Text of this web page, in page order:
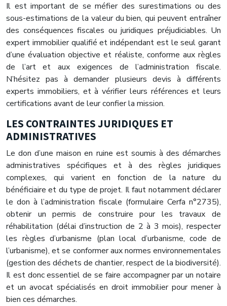
Il est important de se méfier des surestimations ou des
sous-estimations de la valeur du bien, qui peuvent entraîner
des conséquences fiscales ou juridiques préjudiciables. Un
expert immobilier qualifié et indépendant est le seul garant
d’une évaluation objective et réaliste, conforme aux règles
de l’art et aux exigences de l’administration fiscale.
N’hésitez pas à demander plusieurs devis à différents
experts immobiliers, et à vérifier leurs références et leurs
certifications avant de leur confier la mission.
LES CONTRAINTES JURIDIQUES ET
ADMINISTRATIVES
Le don d’une maison en ruine est soumis à des démarches
administratives spécifiques et à des règles juridiques
complexes, qui varient en fonction de la nature du
bénéficiaire et du type de projet. Il faut notamment déclarer
le don à l’administration fiscale (formulaire Cerfa n°2735),
obtenir un permis de construire pour les travaux de
réhabilitation (délai d’instruction de 2 à 3 mois), respecter
les règles d’urbanisme (plan local d’urbanisme, code de
l’urbanisme), et se conformer aux normes environnementales
(gestion des déchets de chantier, respect de la biodiversité).
Il est donc essentiel de se faire accompagner par un notaire
et un avocat spécialisés en droit immobilier pour mener à
bien ces démarches.